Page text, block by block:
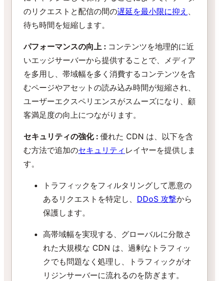
のリクエストと配信の間の遅延を最小限に抑え 、
待ち時間を短縮します。
パフォーマンスの向上 : コンテンツを地理的に近
いエッジサーバーから提供することで、メディア
を多用し、帯域幅を多く消費するコンテンツを含
むページやアセットの読み込み時間が短縮され、
ユーザーエクスペリエンスがスムーズになり、顧
客満足度の向上につながります。
セキュリティの強化 : 優れた CDN は、以下を含
む方法で追加のセキュリティ レイヤーを提供しま
す。
トラフィックをフィルタリングして悪意の
あるリクエストを特定し、 DDoS 攻撃から
保護します。
高帯域幅を実現する、グローバルに分散さ
れた大規模な CDN は、過剰なトラフィッ
クでも問題なく処理し、トラフィックがオ
リジンサーバーに流れるのを防ぎます。